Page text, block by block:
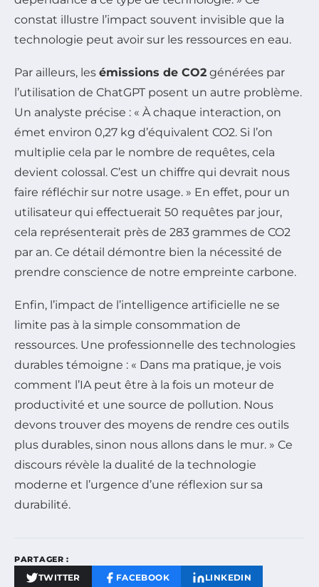
constat illustre l’impact souvent invisible que la
technologie peut avoir sur les ressources en eau.
Par ailleurs, les émissions de CO2 générées par
l’utilisation de ChatGPT posent un autre problème.
Un analyste précise : « À chaque interaction, on
émet environ 0,27 kg d’équivalent CO2. Si l’on
multiplie cela par le nombre de requêtes, cela
devient colossal. C’est un chiffre qui devrait nous
faire réfléchir sur notre usage. » En effet, pour un
utilisateur qui effectuerait 50 requêtes par jour,
cela représenterait près de 283 grammes de CO2
par an. Ce détail démontre bien la nécessité de
prendre conscience de notre empreinte carbone.
Enfin, l’impact de l’intelligence artificielle ne se
limite pas à la simple consommation de
ressources. Une professionnelle des technologies
durables témoigne : « Dans ma pratique, je vois
comment l’IA peut être à la fois un moteur de
productivité et une source de pollution. Nous
devons trouver des moyens de rendre ces outils
plus durables, sinon nous allons dans le mur. » Ce
discours révèle la dualité de la technologie
moderne et l’urgence d’une réflexion sur sa
durabilité.
PARTAGER :
TWITTER FACEBOOK LINKEDIN